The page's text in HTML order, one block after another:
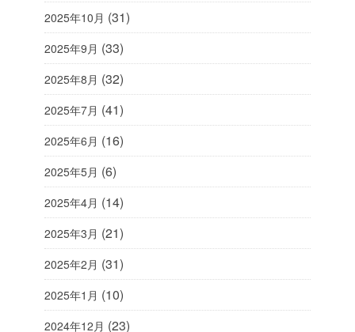
2025年10月 (31)
2025年9月 (33)
2025年8月 (32)
2025年7月 (41)
2025年6月 (16)
2025年5月 (6)
2025年4月 (14)
2025年3月 (21)
2025年2月 (31)
2025年1月 (10)
2024年12月 (23)